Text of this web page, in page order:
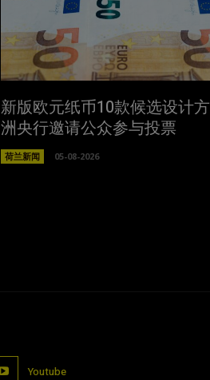
新版欧元纸币10款候选设计
洲央行邀请公众参与投票
荷兰新闻 05-08-2026
Youtube